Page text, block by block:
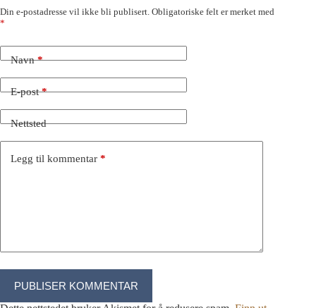
Din e-postadresse vil ikke bli publisert. Obligatoriske felt er merket med
*
Navn*
E-post*
Nettsted
Legg til kommentar *
PUBLISER KOMMENTAR